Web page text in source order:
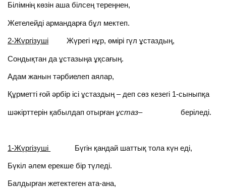
Білімнің көзін аша білсең тереңнен,
Жетелейді армандарға бұл мектеп.
2-Жүргізуші Жүрегі нұр, өмірі гүл ұстаздың,
Сондықтан да ұстазыңа ұқсағың.
Адам жанын тәрбиелеп аялар,
Құрметті ғой әрбір ісі ұстаздың – деп сөз кезегі 1-сыныпқа
шәкірттерін қабылдап отырған ұстаз– беріледі.
1-Жүргізуші Бүгін қандай шаттық тола күн еді,
Бүкіл әлем ерекше бір түледі.
Балдырған жетектеген ата-ана,